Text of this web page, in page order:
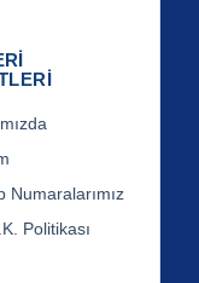
Numaralarımız
Politikası